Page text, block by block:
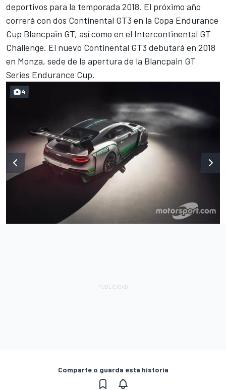
deportivos para la temporada 2018. El próximo año
correrá con dos Continental GT3 en la Copa Endurance
Cup Blancpain GT, así como en el Intercontinental GT
Challenge. El nuevo Continental GT3 debutará en 2018
en Monza, sede de la apertura de la Blancpain GT
Series Endurance Cup.
4
Comparte o guarda esta historia